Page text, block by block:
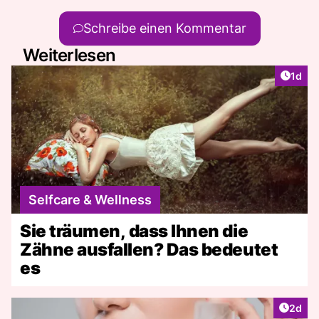
Schreibe einen Kommentar
Weiterlesen
1d
Selfcare & Wellness
Sie träumen, dass Ihnen die
Zähne ausfallen? Das bedeutet
es
2d